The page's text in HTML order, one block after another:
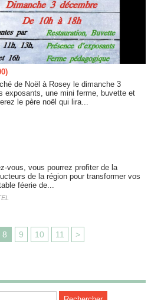
de Noël à Rosey le dimanche 3
exposants, une mini ferme, buvette et
le père noël qui lira...
vous, vous pourrez profiter de la
de la région pour transformer vos
féerie de...
8 9 10 11 >